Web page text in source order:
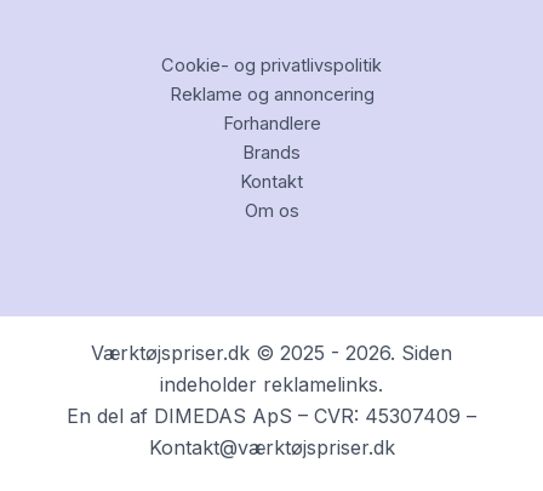
Cookie- og privatlivspolitik
Reklame og annoncering
Forhandlere
Brands
Kontakt
Om os
Værktøjspriser.dk © 2025 - 2026. Siden
indeholder reklamelinks.
En del af DIMEDAS ApS – CVR: 45307409 –
Kontakt@værktøjspriser.dk